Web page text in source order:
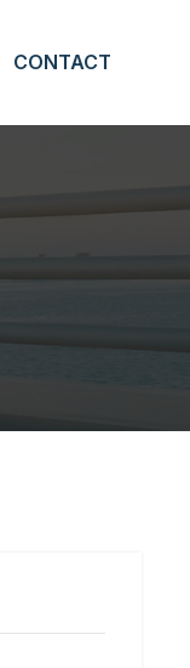
CONTACT